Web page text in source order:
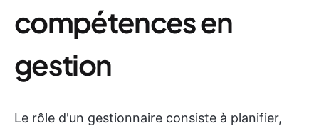
compétences en
gestion
Le rôle d'un gestionnaire consiste à planifier,